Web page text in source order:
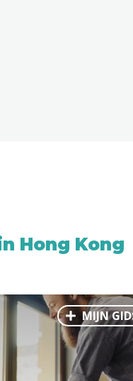
Hong Kong
MIJN